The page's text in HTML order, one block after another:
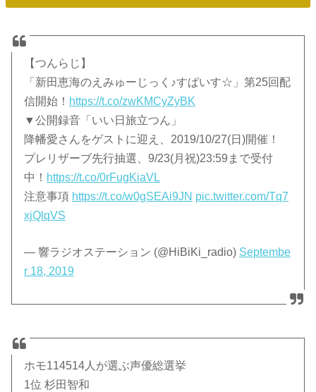
【つんらじ】
「新田恵海のえみゅーじっく♪すぱいす☆」第25回配
信開始！ https://t.co/zwKMCyZyBK
▼公開録音「いい日旅立つん」
降幡愛さんをゲストに迎え、2019/10/27(日)開催！
プレリザーブ先行抽選、9/23(月祝)23:59まで受付
中！ https://t.co/0rFugKiaVL
注意事項 https://t.co/w0gSEAi9JN pic.twitter.com/Tq7
xjQlqVS
— 響ラジオステーション (@HiBiKi_radio) Septembe
r 18, 2019
ホモ114514人が選ぶ声優総選挙
1位 杉田智和